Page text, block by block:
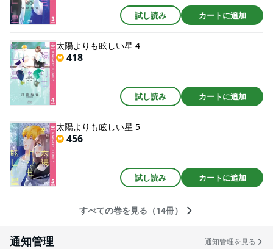
試し読み カートに追加
太陽よりも眩しい星 4
418
試し読み カートに追加
太陽よりも眩しい星 5
456
試し読み カートに追加
すべての巻を見る（14冊）
通知管理 通知管理を見る